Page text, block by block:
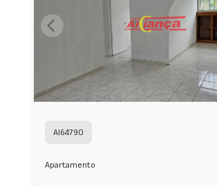
AI64790
Apartamento